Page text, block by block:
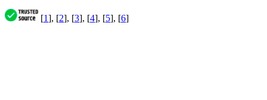
[1], [2], [3], [4], [5], [6]